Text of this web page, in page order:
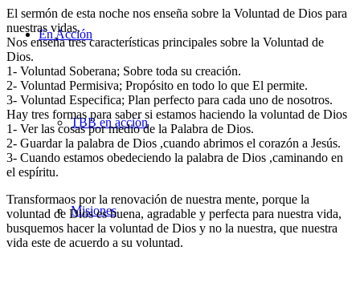
En Acción
TBB en acción
Misiones
El sermón de esta noche nos enseña sobre la Voluntad de Dios para
nuestras vidas.
Nos enseña tres características principales sobre la Voluntad de
Dios.
1- Voluntad Soberana; Sobre toda su creación.
2- Voluntad Permisiva; Propósito en todo lo que El permite.
3- Voluntad Especifica; Plan perfecto para cada uno de nosotros.
Hay tres formas para saber si estamos haciendo la voluntad de Dios
1- Ver las cosas por medio de la Palabra de Dios.
2- Guardar la palabra de Dios ,cuando abrimos el corazón a Jesús.
3- Cuando estamos obedeciendo la palabra de Dios ,caminando en
el espíritu.
Transformaos por la renovación de nuestra mente, porque la
voluntad de Dios es buena, agradable y perfecta para nuestra vida,
busquemos hacer la voluntad de Dios y no la nuestra, que nuestra
vida este de acuerdo a su voluntad.